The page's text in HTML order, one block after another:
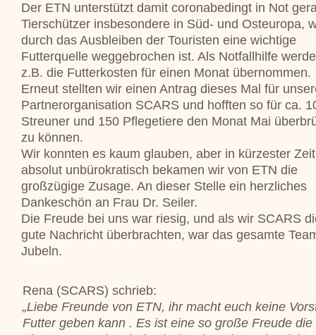
Der ETN unterstützt damit coronabedingt in Not
Tierschützer insbesondere in Süd- und Osteuropa,
durch das Ausbleiben der Touristen eine wichtige
Futterquelle weggebrochen ist. Als Notfallhilfe
z.B. die Futterkosten für einen Monat übernommen.
Erneut stellten wir einen Antrag dieses Mal für
Partnerorganisation SCARS und hofften so für ca.
Streuner und 150 Pflegetiere den Monat Mai
zu können.
Wir konnten es kaum glauben, aber in kürzester
absolut unbürokratisch bekamen wir von ETN die
großzügige Zusage. An dieser Stelle ein herzliches
Dankeschön an Frau Dr. Seiler.
Die Freude bei uns war riesig, und als wir SCARS
gute Nachricht überbrachten, war das gesamte
Jubeln.
Rena (SCARS) schrieb:
„Liebe Freunde von ETN, ihr macht euch keine
Futter geben kann . Es ist eine so große Freude